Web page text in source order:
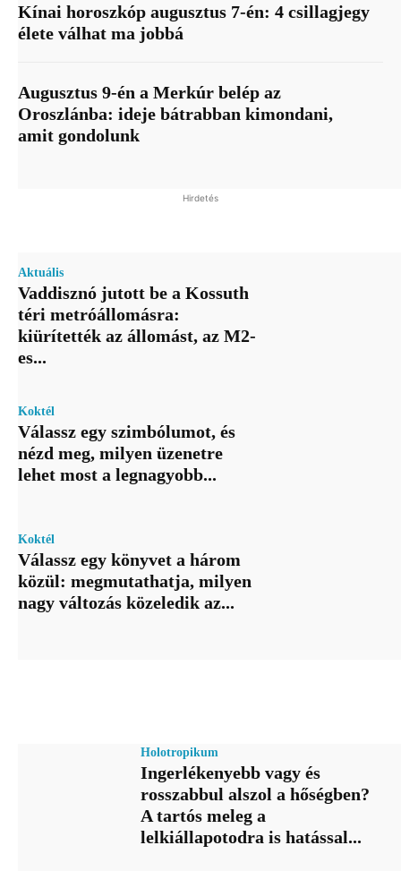
Kínai horoszkóp augusztus 7-én: 4 csillagjegy
élete válhat ma jobbá
Augusztus 9-én a Merkúr belép az
Oroszlánba: ideje bátrabban kimondani,
amit gondolunk
Hirdetés
Aktuális
Vaddisznó jutott be a Kossuth
téri metróállomásra:
kiürítették az állomást, az M2-
es...
Koktél
Válassz egy szimbólumot, és
nézd meg, milyen üzenetre
lehet most a legnagyobb...
Koktél
Válassz egy könyvet a három
közül: megmutathatja, milyen
nagy változás közeledik az...
Holotropikum
Ingerlékenyebb vagy és
rosszabbul alszol a hőségben?
A tartós meleg a
lelkiállapotodra is hatással...